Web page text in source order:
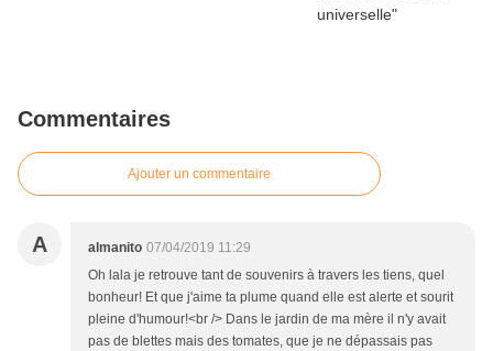
Commentaires
Ajouter un commentaire
A almanito 07/04/2019 11:29
Oh lala je retrouve tant de souvenirs à travers les tiens, quel
bonheur! Et que j'aime ta plume quand elle est alerte et sourit
pleine d'humour!<br /> Dans le jardin de ma mère il n'y avait
pas de blettes mais des tomates, que je ne dépassais pas